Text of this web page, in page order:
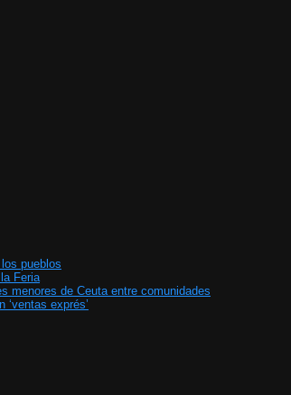
pueblos
Feria
menores de Ceuta entre comunidades
exprés’